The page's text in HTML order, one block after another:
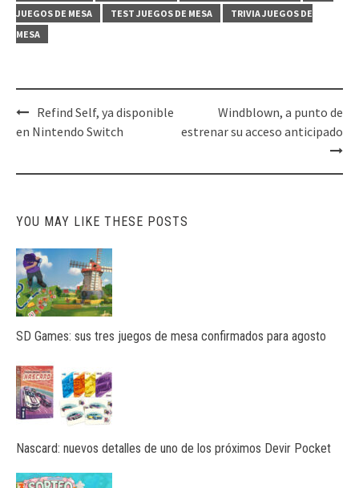
JUEGOS DE MESA
TEST JUEGOS DE MESA
TRIVIA JUEGOS DE
MESA
Post
navigation
Refind Self, ya disponible
en Nintendo Switch
Windblown, a punto de
estrenar su acceso anticipado
YOU MAY LIKE THESE POSTS
SD Games: sus tres juegos de mesa confirmados para agosto
Nascard: nuevos detalles de uno de los próximos Devir Pocket